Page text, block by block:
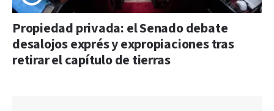
Propiedad privada: el Senado debate
desalojos exprés y expropiaciones tras
retirar el capítulo de tierras